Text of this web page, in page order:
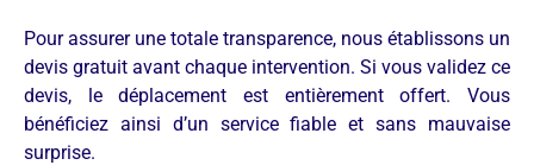
Pour assurer une totale transparence, nous établissons un
devis gratuit avant chaque intervention. Si vous validez ce
devis, le déplacement est entièrement offert. Vous
bénéficiez ainsi d’un service fiable et sans mauvaise
surprise.